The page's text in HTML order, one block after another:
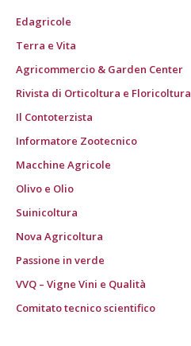
Edagricole
Terra e Vita
Agricommercio & Garden Center
Rivista di Orticoltura e Floricoltura
Il Contoterzista
Informatore Zootecnico
Macchine Agricole
Olivo e Olio
Suinicoltura
Nova Agricoltura
Passione in verde
VVQ – Vigne Vini e Qualità
Comitato tecnico scientifico